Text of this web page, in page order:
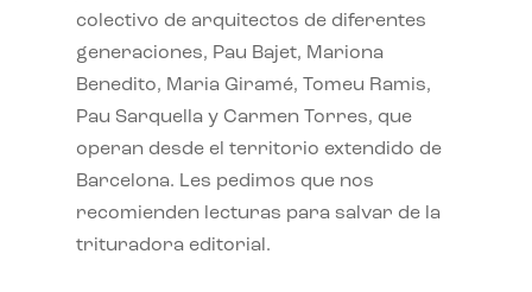
colectivo de arquitectos de diferentes
generaciones, Pau Bajet, Mariona
Benedito, Maria Giramé, Tomeu Ramis,
Pau Sarquella y Carmen Torres, que
operan desde el territorio extendido de
Barcelona. Les pedimos que nos
recomienden lecturas para salvar de la
trituradora editorial.